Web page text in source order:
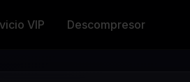
VIP Descompresor